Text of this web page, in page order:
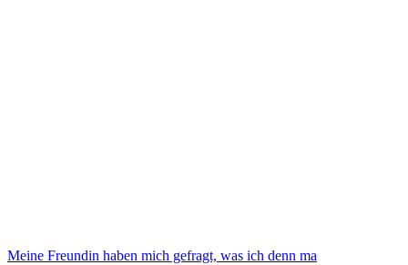
Meine Freundin haben mich gefragt, was ich denn ma